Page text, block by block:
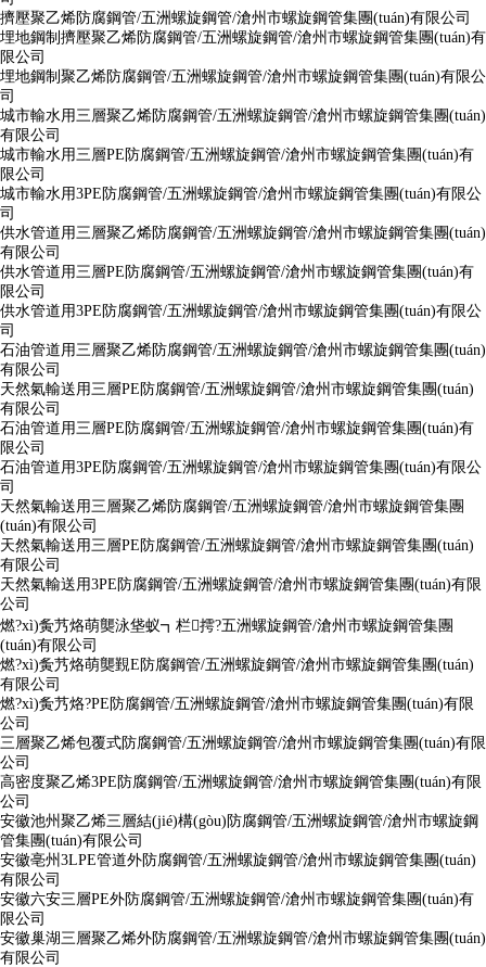
擠壓聚乙烯防腐鋼管/五洲螺旋鋼管/滄州市螺旋鋼管集團(tuán)有限公司
埋地鋼制擠壓聚乙烯防腐鋼管/五洲螺旋鋼管/滄州市螺旋鋼管集團(tuán)有
限公司
埋地鋼制聚乙烯防腐鋼管/五洲螺旋鋼管/滄州市螺旋鋼管集團(tuán)有限公
司
城市輸水用三層聚乙烯防腐鋼管/五洲螺旋鋼管/滄州市螺旋鋼管集團(tuán)
有限公司
城市輸水用三層PE防腐鋼管/五洲螺旋鋼管/滄州市螺旋鋼管集團(tuán)有
限公司
城市輸水用3PE防腐鋼管/五洲螺旋鋼管/滄州市螺旋鋼管集團(tuán)有限公
司
供水管道用三層聚乙烯防腐鋼管/五洲螺旋鋼管/滄州市螺旋鋼管集團(tuán)
有限公司
供水管道用三層PE防腐鋼管/五洲螺旋鋼管/滄州市螺旋鋼管集團(tuán)有
限公司
供水管道用3PE防腐鋼管/五洲螺旋鋼管/滄州市螺旋鋼管集團(tuán)有限公
司
石油管道用三層聚乙烯防腐鋼管/五洲螺旋鋼管/滄州市螺旋鋼管集團(tuán)
有限公司
天然氣輸送用三層PE防腐鋼管/五洲螺旋鋼管/滄州市螺旋鋼管集團(tuán)
有限公司
石油管道用三層PE防腐鋼管/五洲螺旋鋼管/滄州市螺旋鋼管集團(tuán)有
限公司
石油管道用3PE防腐鋼管/五洲螺旋鋼管/滄州市螺旋鋼管集團(tuán)有限公
司
天然氣輸送用三層聚乙烯防腐鋼管/五洲螺旋鋼管/滄州市螺旋鋼管集團
(tuán)有限公司
天然氣輸送用三層PE防腐鋼管/五洲螺旋鋼管/滄州市螺旋鋼管集團(tuán)
有限公司
天然氣輸送用3PE防腐鋼管/五洲螺旋鋼管/滄州市螺旋鋼管集團(tuán)有限
公司
燃?xì)夤艿烙萌龑泳垡蚁┓栏摴?五洲螺旋鋼管/滄州市螺旋鋼管集團
(tuán)有限公司
燃?xì)夤艿烙萌龑覲E防腐鋼管/五洲螺旋鋼管/滄州市螺旋鋼管集團(tuán)
有限公司
燃?xì)夤艿烙?PE防腐鋼管/五洲螺旋鋼管/滄州市螺旋鋼管集團(tuán)有限
公司
三層聚乙烯包覆式防腐鋼管/五洲螺旋鋼管/滄州市螺旋鋼管集團(tuán)有限
公司
高密度聚乙烯3PE防腐鋼管/五洲螺旋鋼管/滄州市螺旋鋼管集團(tuán)有限
公司
安徽池州聚乙烯三層結(jié)構(gòu)防腐鋼管/五洲螺旋鋼管/滄州市螺旋鋼
管集團(tuán)有限公司
安徽亳州3LPE管道外防腐鋼管/五洲螺旋鋼管/滄州市螺旋鋼管集團(tuán)
有限公司
安徽六安三層PE外防腐鋼管/五洲螺旋鋼管/滄州市螺旋鋼管集團(tuán)有
限公司
安徽巢湖三層聚乙烯外防腐鋼管/五洲螺旋鋼管/滄州市螺旋鋼管集團(tuán)
有限公司